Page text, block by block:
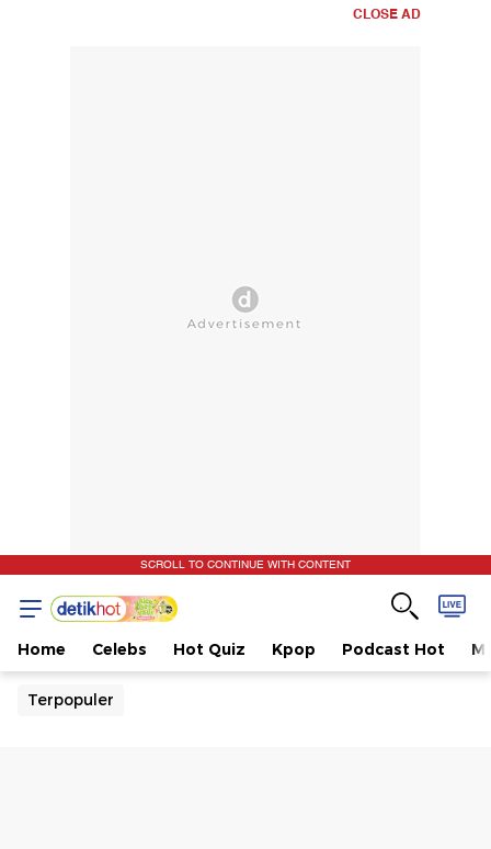
CLOSE AD
SCROLL TO CONTINUE WITH CONTENT
Home Celebs Hot Quiz Kpop Podcast Hot
Terpopuler